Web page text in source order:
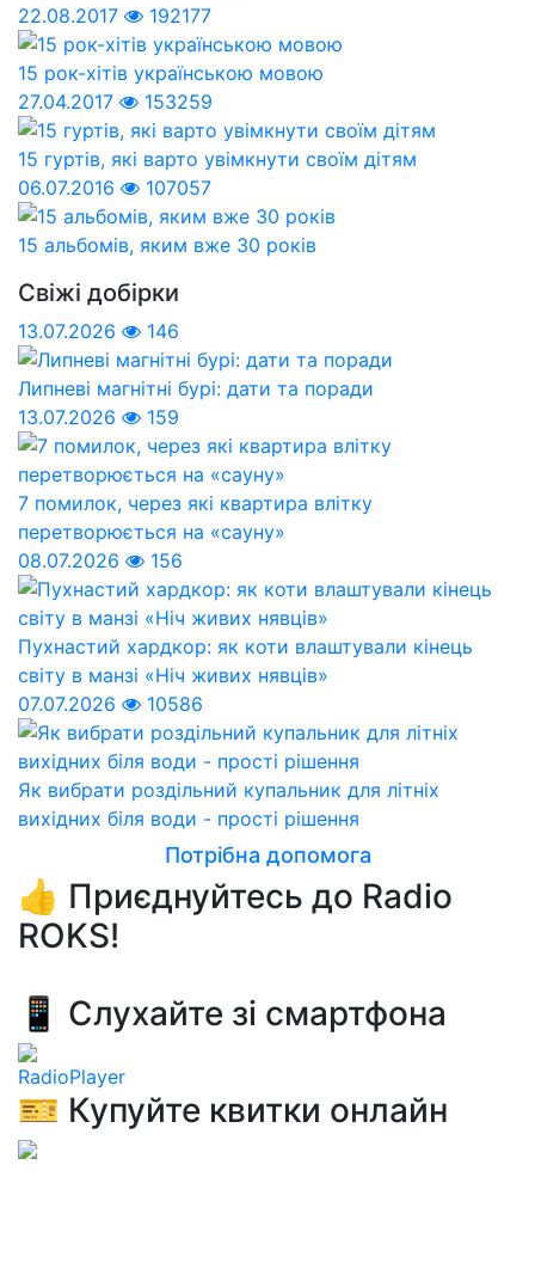
22.08.2017
192177
15 рок-хітів українською мовою
27.04.2017
153259
15 гуртів, які варто увімкнути своїм дітям
06.07.2016
107057
15 альбомів, яким вже 30 років
Свіжі добірки
13.07.2026 146
Липневі магнітні бурі: дати та поради
13.07.2026
159
7 помилок, через які квартира влітку
перетворюється на «сауну»
08.07.2026
156
Пухнастий хардкор: як коти влаштували кінець
світу в манзі «Ніч живих нявців»
07.07.2026
10586
Як вибрати роздільний купальник для літніх
вихідних біля води - прості рішення
Потрібна допомога
👍 Приєднуйтесь до Radio
ROKS!
📱 Слухайте зі смартфона
RadioPlayer
🎫 Купуйте квитки онлайн